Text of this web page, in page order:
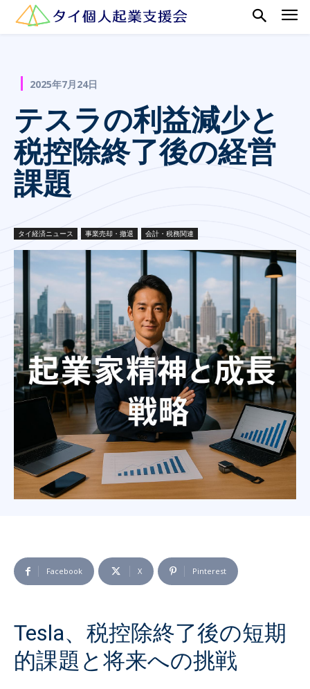
2025年7月24日
テスラの利益減少と
税控除終了後の経営
課題
タイ経済ニュース 事業売却・撤退 会計・税務関連
Facebook X Pinterest
Tesla、税控除終了後の短期
的課題と将来への挑戦